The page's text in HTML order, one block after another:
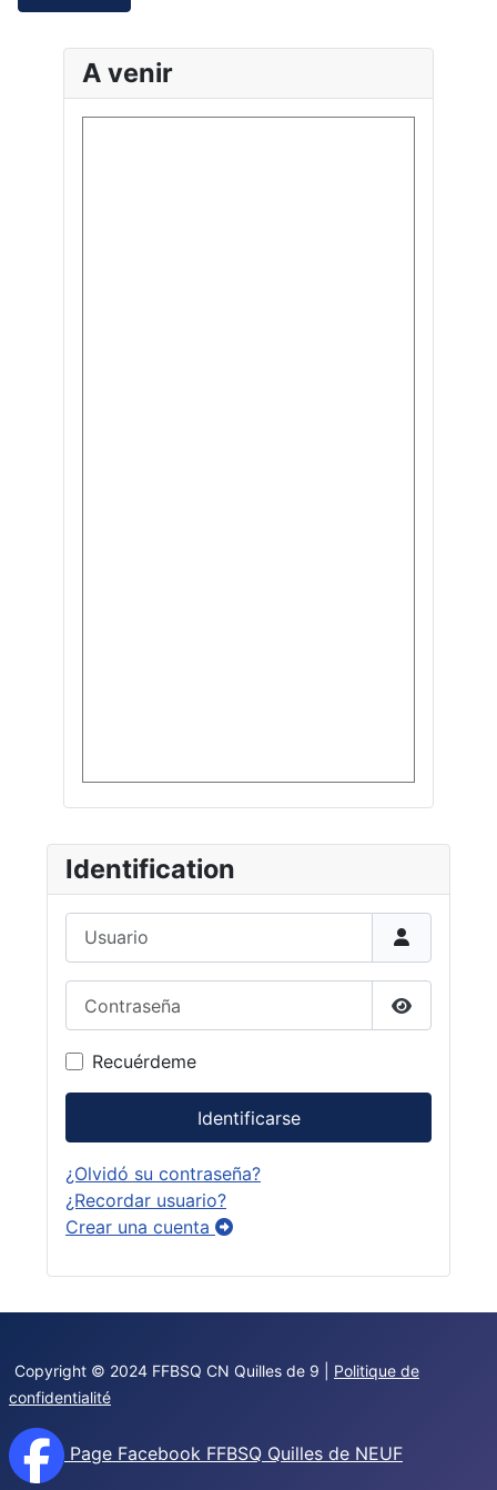
Identification
Mostrar
Recuérdeme
Identificarse
¿Olvidó su contraseña?
¿Recordar usuario?
Crear una cuenta
A venir
Copyright © 2024 FFBSQ CN Quilles de 9 | Politique de
confidentialité
Page Facebook FFBSQ Quilles de NEUF